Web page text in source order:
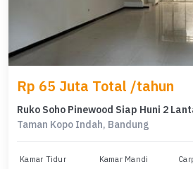
Rp 65 Juta Total /tahun
Ruko Soho Pinewood Siap Huni 2
Taman Kopo Indah, Bandung
Kamar Tidur Kamar Mandi